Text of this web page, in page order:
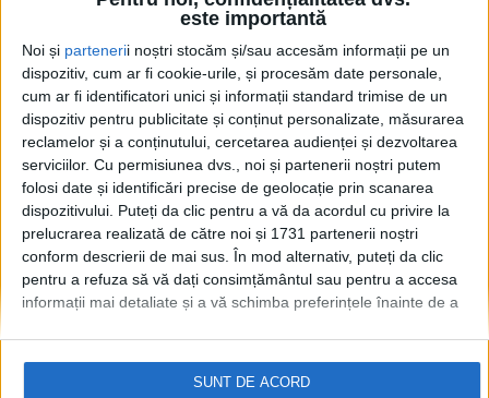
este importantă
Noi și partenerii noștri stocăm și/sau accesăm informații pe un
dispozitiv, cum ar fi cookie-urile, și procesăm date personale,
cum ar fi identificatori unici și informații standard trimise de un
dispozitiv pentru publicitate și conținut personalizate, măsurarea
reclamelor și a conținutului, cercetarea audienței și dezvoltarea
serviciilor. Cu permisiunea dvs., noi și partenerii noștri putem
folosi date și identificări precise de geolocație prin scanarea
dispozitivului. Puteți da clic pentru a vă da acordul cu privire la
prelucrarea realizată de către noi și 1731 partenerii noștri
conform descrierii de mai sus. În mod alternativ, puteți da clic
pentru a refuza să vă dați consimțământul sau pentru a accesa
informații mai detaliate și a vă schimba preferințele înainte de a
SUNT DE ACORD
psihologie pentru licee
pedagogice
19 APRILIE, 2026